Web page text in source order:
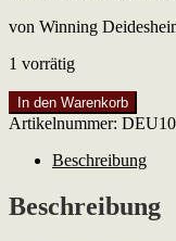
von Winning
1 vorrätig
von
Winning
Herrgottsacker
Menge
In den Warenkorb
Artikelnummer:
Beschreibung
Beschreibung